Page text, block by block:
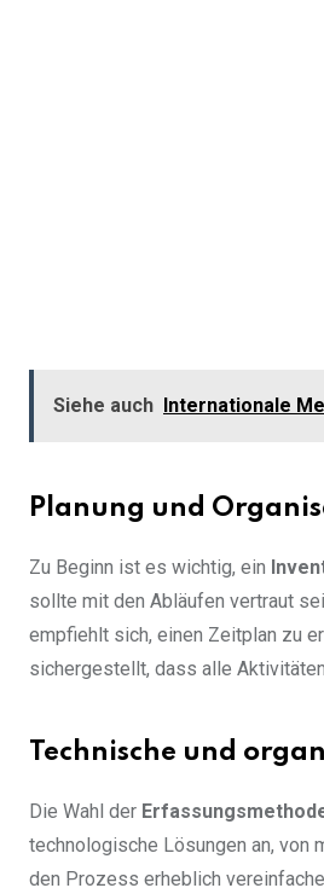
Siehe auch Internationale
Planung und
Zu Beginn ist es wichtig, ein
sollte mit den Abläufen vertraut
empfiehlt sich, einen Zeitplan zu
sichergestellt, dass alle
Technische und
Die Wahl der
technologische Lösungen an, von
den Prozess erheblich